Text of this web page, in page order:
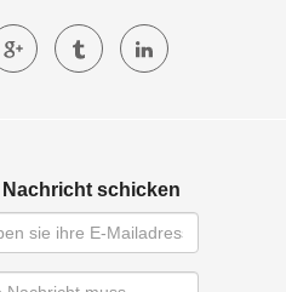
Nachricht schicken